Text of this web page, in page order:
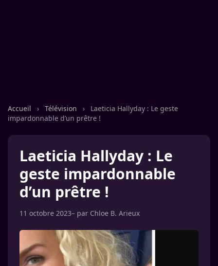
Accueil › Télévision ›
Laeticia Hallyday : Le geste
impardonnable d’un prêtre !
Laeticia Hallyday : Le
geste impardonnable
d’un prêtre !
11 octobre 2023– par Chloe B. Arieux